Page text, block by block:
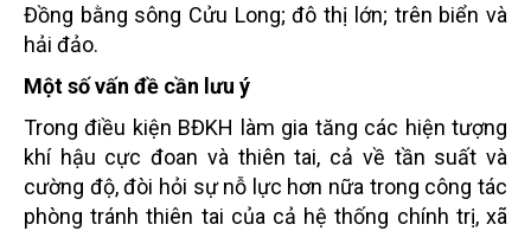
Đồng bằng sông Cửu Long; đô thị lớn; trên biển và
hải đảo.
Một số vấn đề cần lưu ý
Trong điều kiện BĐKH làm gia tăng các hiện tượng
khí hậu cực đoan và thiên tai, cả về tần suất và
cường độ, đòi hỏi sự nỗ lực hơn nữa trong công tác
phòng tránh thiên tai của cả hệ thống chính trị, xã